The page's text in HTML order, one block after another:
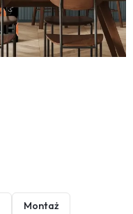
Montaż